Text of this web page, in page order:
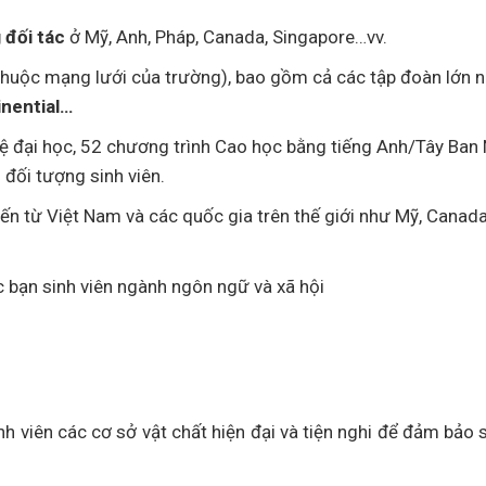
đối tác ở Mỹ, Anh, Pháp, Canada, Singapore…vv.
mạng lưới của trường), bao gồm cả các tập đoàn lớn
học, 52 chương trình Cao học bằng tiếng Anh/Tây Ban
đối tượng sinh viên.
từ Việt Nam và các quốc gia trên thế giới như Mỹ,
sinh viên ngành ngôn ngữ và xã hội
viên các cơ sở vật chất hiện đại và tiện nghi để đảm bảo